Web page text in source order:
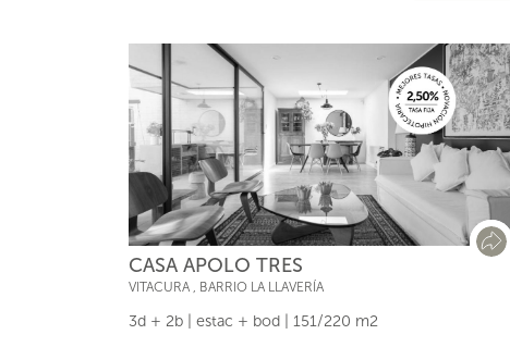
CASA APOLO TRES
VITACURA , BARRIO LA LLAVERÍA
3d + 2b | estac + bod | 151/220 m2